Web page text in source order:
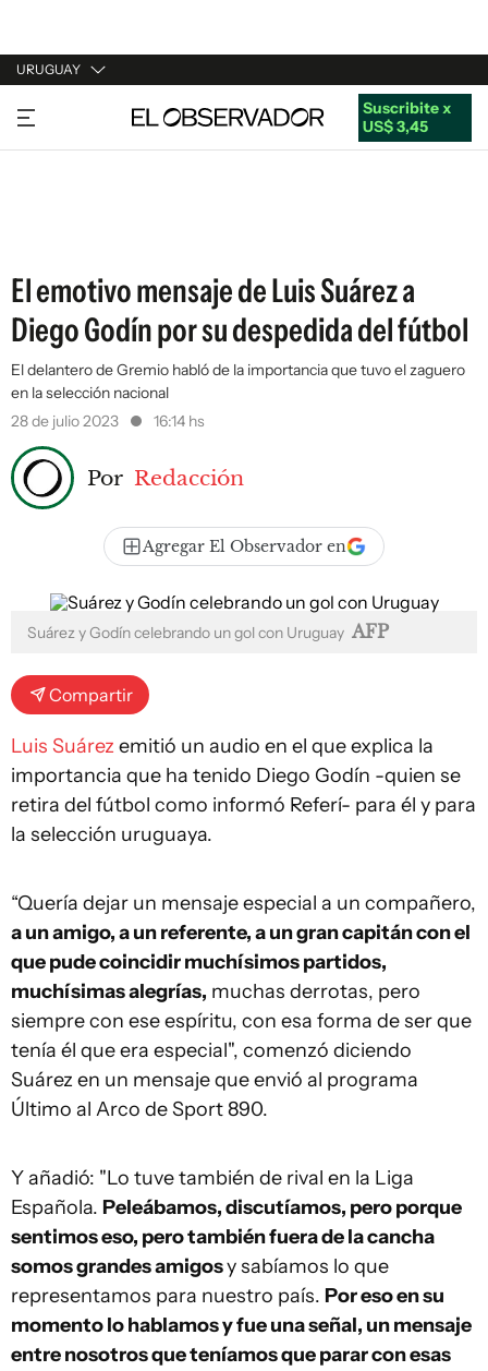
URUGUAY
URUGUAY
ARGENTINA
Suscribite x
US$ 3,45
El emotivo mensaje de Luis Suárez a
Diego Godín por su despedida del fútbol
El delantero de Gremio habló de la importancia que tuvo el zaguero
en la selección nacional
28 de julio 2023
16:14 hs
Por Redacción
Agregar El Observador en
Suárez y Godín celebrando un gol con Uruguay AFP
Compartir
Luis Suárez emitió un audio en el que explica la
importancia que ha tenido Diego Godín -quien se
retira del fútbol como informó Referí- para él y para
la selección uruguaya.
“Quería dejar un mensaje especial a un compañero,
a un amigo, a un referente, a un gran capitán con el
que pude coincidir muchísimos partidos,
muchísimas alegrías, muchas derrotas, pero
siempre con ese espíritu, con esa forma de ser que
tenía él que era especial", comenzó diciendo
Suárez en un mensaje que envió al programa
Último al Arco de Sport 890.
Y añadió: "Lo tuve también de rival en la Liga
Española. Peleábamos, discutíamos, pero porque
sentimos eso, pero también fuera de la cancha
somos grandes amigosy sabíamos lo que
representamos para nuestro país. Por eso en su
momento lo hablamos y fue una señal, un mensaje
entre nosotros que teníamos que parar con esas